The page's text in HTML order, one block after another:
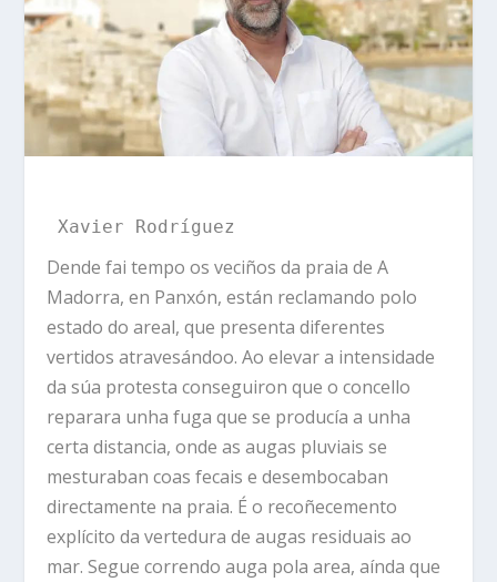
Xavier Rodríguez
Dende fai tempo os veciños da praia de A
Madorra, en Panxón, están reclamando polo
estado do areal, que presenta diferentes
vertidos atravesándoo. Ao elevar a intensidade
da súa protesta conseguiron que o concello
reparara unha fuga que se producía a unha
certa distancia, onde as augas pluviais se
mesturaban coas fecais e desembocaban
directamente na praia. É o recoñecemento
explícito da vertedura de augas residuais ao
mar. Segue correndo auga pola area, aínda que